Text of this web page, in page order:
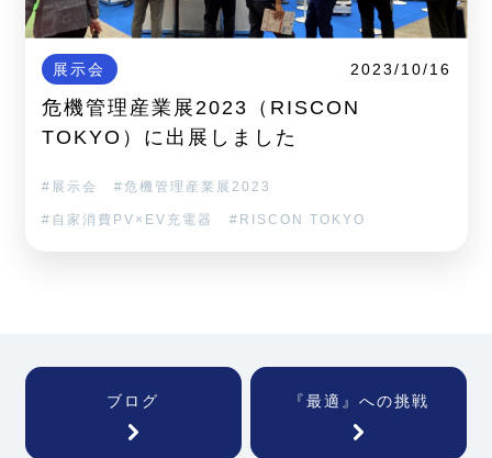
展示会 2023/10/16
危機管理産業展2023（RISCON
TOKYO）に出展しました
展示会 危機管理産業展2023
自家消費PV×EV充電器 RISCON TOKYO
ブログ 『最適』への挑戦